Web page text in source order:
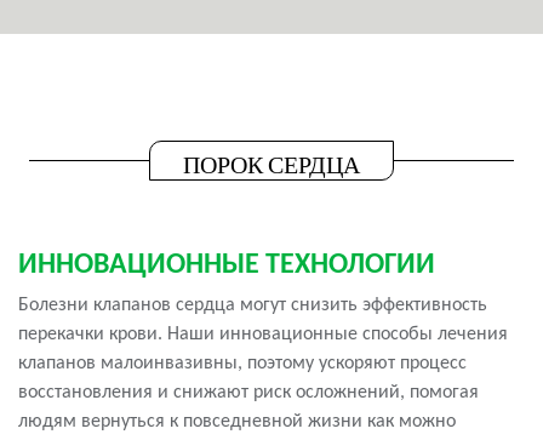
ПОРОК СЕРДЦА
ИННОВАЦИОННЫЕ ТЕХНОЛОГИИ
Болезни клапанов сердца могут снизить эффективность
перекачки крови. Наши инновационные способы лечения
клапанов малоинвазивны, поэтому ускоряют процесс
восстановления и снижают риск осложнений, помогая
людям вернуться к повседневной жизни как можно